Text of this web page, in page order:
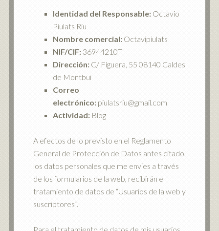
Identidad del Responsable:Octavio
Piulats Riu
Nombre comercial:Octavipiulats
NIF/CIF:36944210T
Dirección:C/ Figuera, 55 08140 Caldes
de Montbui
Correo
electrónico:piulatsriu@gmail.com
Actividad:Blog
A efectos de lo previsto en el Reglamento
General de Protección de Datos antes citado,
los datos personales que me envíes a través
de los formularios de la web, recibirán el
tratamiento de datos de “Usuarios de la web y
suscriptores”.